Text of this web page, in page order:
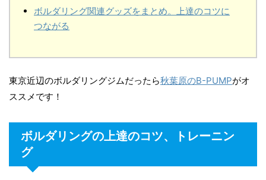
ボルダリング関連グッズをまとめ。上達のコツに
つながる
東京近辺のボルダリングジムだったら秋葉原のB-PUMPがオ
ススメです！
ボルダリングの上達のコツ、トレーニン
グ